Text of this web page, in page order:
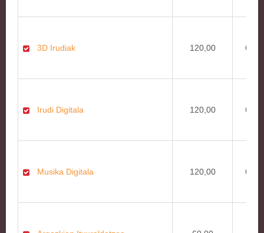
3D Irudiak 120,00
Irudi Digitala 120,00
Musika Digitala 120,00